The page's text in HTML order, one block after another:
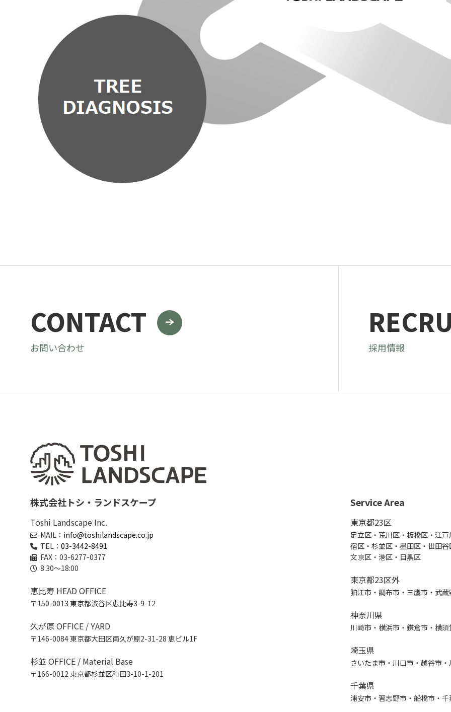
CONTACT
お問い合わせ 採用情報
株式会社トシ・ランドスケープ
Toshi Landscape Inc.
MAIL： info@toshilandscape.co.jp
TEL： 03-3442-8491
FAX：03-6277-0377
8:30～18:00
恵比寿 HEAD OFFICE
〒150-0013 東京都渋谷区恵比寿3-9-12
久が原 OFFICE / YARD
〒146-0084 東京都大田区南久が原2-31-28 恵ビル1F
杉並 OFFICE / Material Base
〒166-0012 東京都杉並区和田3-10-1-201
Service Area
東京都23区
足立区・荒川区・板橋区・江
宿区・杉並区・墨田区・世田
文京区・港区・目黒区
東京都23区外
狛江市・調布市・三鷹市・武
神奈川県
川崎市・横浜市・鎌倉市・横
埼玉県
さいたま市・川口市・越谷市
千葉県
浦安市・習志野市・船橋市・